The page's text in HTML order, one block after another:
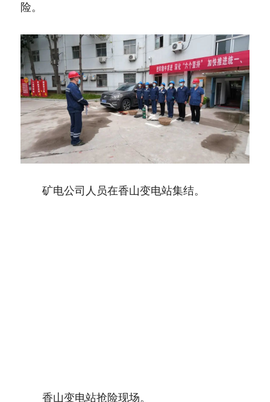
险。
矿电公司人员在香山变电站集结。
香山变电站抢险现场。